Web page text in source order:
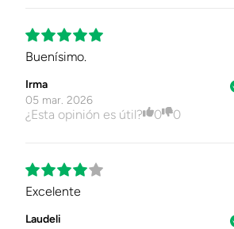
Buenísimo.
¿Esta opinión es útil? 0 0
Irma
05 mar. 2026
Excelente
Laudeli